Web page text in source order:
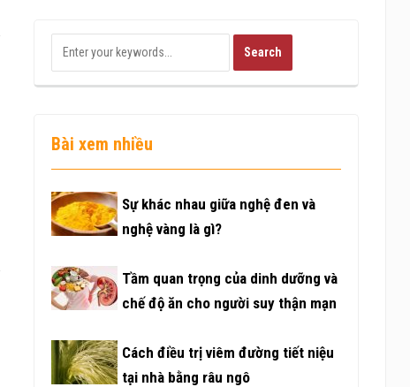
Bài xem nhiều
Sự khác nhau giữa nghệ đen và
nghệ vàng là gì?
Tầm quan trọng của dinh dưỡng và
chế độ ăn cho người suy thận mạn
Cách điều trị viêm đường tiết niệu
tại nhà bằng râu ngô